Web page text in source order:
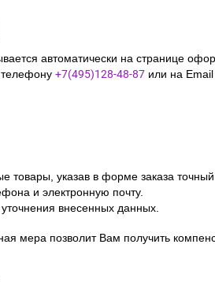
автоматически на странице
+7(495)128-48-87 или на
товары, указав в форме заказа
и электронную почту.
внесенных данных.
мера позволит Вам получить